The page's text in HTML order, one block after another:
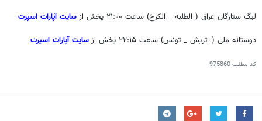
لیگ ستارگان عراق ( الطلبه _ الکرخ) ساعت ۲۱:۰۰ پخش از
سایت آپارات اسپرت
دوستانه ملی ( اتریش _ تونس) ساعت ۲۲:۱۵ پخش از
سایت آپارات اسپرت
کد مطلب975860